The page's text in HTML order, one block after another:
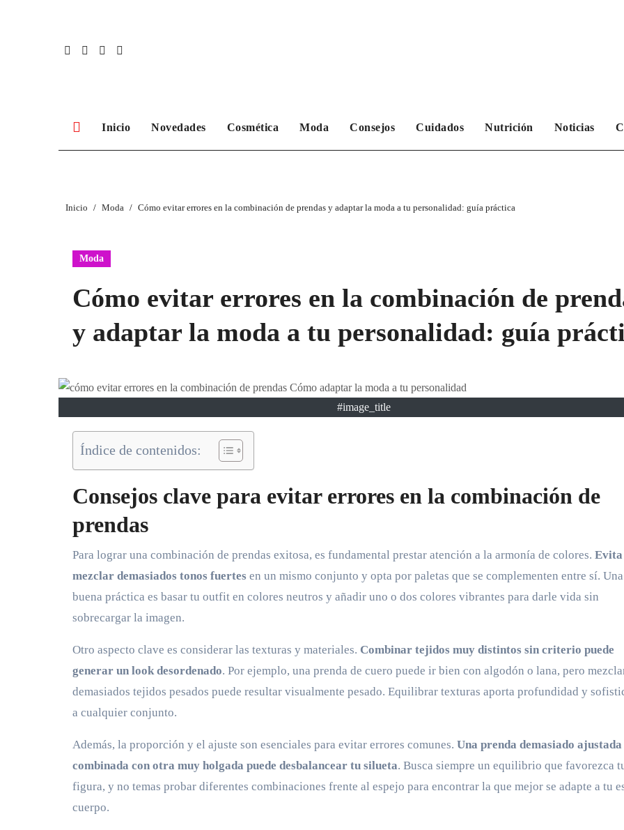
Inicio Novedades Cosmética Moda Consejos Cuidados Nutrición Noticias
Inicio Moda Cómo evitar errores en la combinación de prendas y adaptar la moda a tu personalidad: guía práctica
Moda
Cómo evitar errores en la combinación de
y adaptar la moda a tu personalidad: guía
#image_title
Índice de contenidos:
Consejos clave para evitar errores en la combinación de
prendas
Para lograr una combinación de prendas exitosa, es fundamental prestar atención a la armonía de colores. Evita
mezclar demasiados tonos fuertes en un mismo conjunto y opta por paletas que se complementen entre sí. Una
buena práctica es basar tu outfit en colores neutros y añadir uno o dos colores vibrantes para darle vida sin
sobrecargar la imagen.
Otro aspecto clave es considerar las texturas y materiales. Combinar tejidos muy distintos sin criterio puede
generar un look desordenado. Por ejemplo, una prenda de cuero puede ir bien con algodón o lana, pero
demasiados tejidos pesados puede resultar visualmente pesado. Equilibrar texturas aporta profundidad y
a cualquier conjunto.
Además, la proporción y el ajuste son esenciales para evitar errores comunes. Una prenda demasiado ajustada
combinada con otra muy holgada puede desbalancear tu silueta. Busca siempre un equilibrio que favorezca
figura, y no temas probar diferentes combinaciones frente al espejo para encontrar la que mejor se adapte a tu
cuerpo.